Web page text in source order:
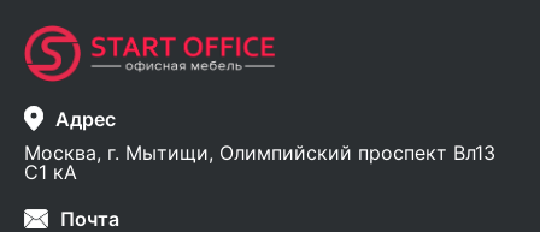
Адрес
Москва, г. Мытищи, Олимпийский проспект Вл13
С1 кА
Почта